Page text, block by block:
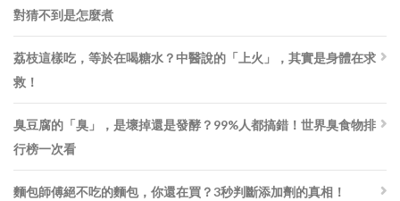
對猜不到是怎麼煮
荔枝這樣吃，等於在喝糖水？中醫說的「上火」，其實是身體在求
救！
臭豆腐的「臭」，是壞掉還是發酵？99%人都搞錯！世界臭食物排
行榜一次看
麵包師傅絕不吃的麵包，你還在買？3秒判斷添加劑的真相！